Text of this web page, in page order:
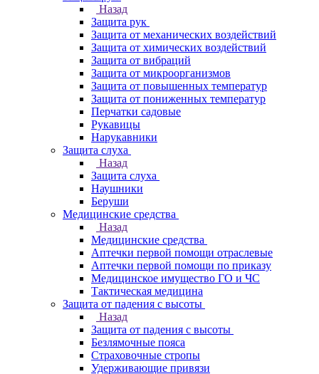
Назад
Защита рук
Защита от механических воздействий
Защита от химических воздействий
Защита от вибраций
Защита от микроорганизмов
Защита от повышенных температур
Защита от пониженных температур
Перчатки садовые
Рукавицы
Нарукавники
Защита слуха
Назад
Защита слуха
Наушники
Беруши
Медицинские средства
Назад
Медицинские средства
Аптечки первой помощи отраслевые
Аптечки первой помощи по приказу
Медицинское имущество ГО и ЧС
Тактическая медицина
Защита от падения с высоты
Назад
Защита от падения с высоты
Безлямочные пояса
Страховочные стропы
Удерживающие привязи